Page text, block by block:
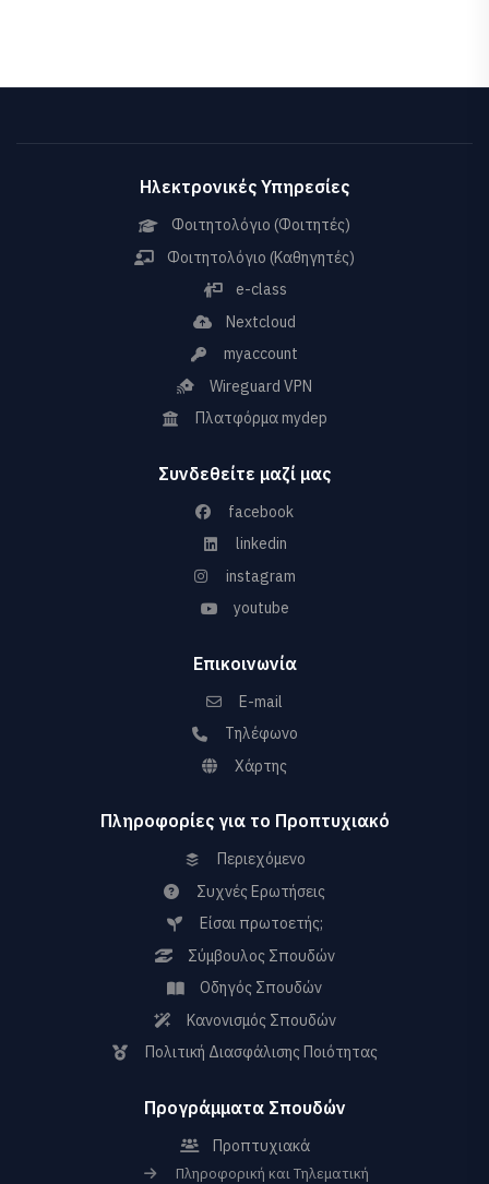
Ηλεκτρονικές Υπηρεσίες
Φοιτητολόγιο (Φοιτητές)
Φοιτητολόγιο (Καθηγητές)
e-class
Nextcloud
myaccount
Wireguard VPN
Πλατφόρμα mydep
Συνδεθείτε μαζί μας
facebook
linkedin
instagram
youtube
Επικοινωνία
E-mail
Τηλέφωνο
Χάρτης
Πληροφορίες για το Προπτυχιακό
Περιεχόμενο
Συχνές Ερωτήσεις
Είσαι πρωτοετής;
Σύμβουλος Σπουδών
Οδηγός Σπουδών
Κανονισμός Σπουδών
Πολιτική Διασφάλισης Ποιότητας
Προγράμματα Σπουδών
Προπτυχιακά
Πληροφορική και Τηλεματική